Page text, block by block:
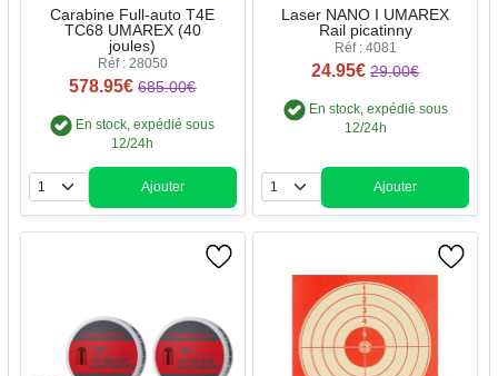
Carabine Full-auto T4E
TC68 UMAREX (40
joules)
Réf : 28050
578.95€ 685.00€
En stock, expédié sous
12/24h
Quantité
Ajouter
Laser NANO I UMAREX
Rail picatinny
Réf : 4081
24.95€ 29.00€
En stock, expédié sous
12/24h
Quantité
Ajouter